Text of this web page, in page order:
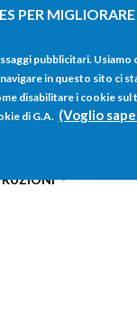
PER
pubblicitari. Usiamo
in questo sito ci
disabilitare i cookie
di G.A. (Voglio